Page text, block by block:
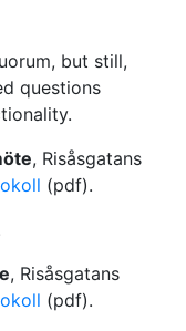
but still,
questions
, Risåsgatans
(pdf).
, Risåsgatans
(pdf).